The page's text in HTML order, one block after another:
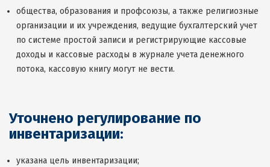
общества, образования и профсоюзы, а также религиозные
организации и их учреждения, ведущие бухгалтерский учет
по системе простой записи и регистрирующие кассовые
доходы и кассовые расходы в журнале учета денежного
потока, кассовую книгу могут не вести.
Уточнено регулирование по
инвентаризации:
указана цель инвентаризации;